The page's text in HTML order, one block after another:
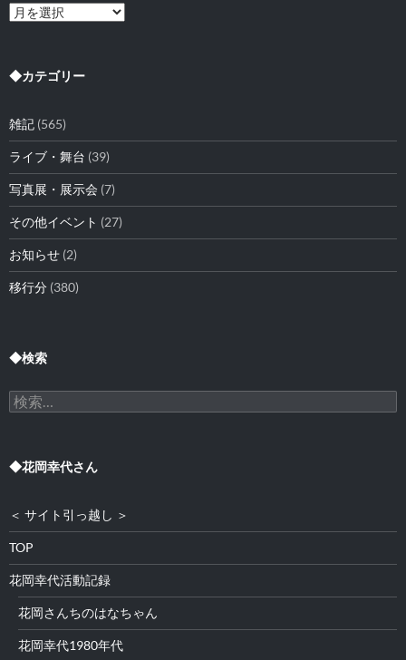
◆
ア
イ
◆カテゴリー
雑記 (565)
ライブ・舞台 (39)
写真展・展示会 (7)
その他イベント (27)
お知らせ (2)
移行分 (380)
◆検索
検
索:
◆花岡幸代さん
＜ サイト引っ越し ＞
TOP
花岡幸代活動記録
花岡さんちのはなちゃん
花岡幸代1980年代